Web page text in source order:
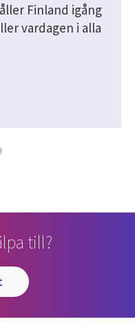
Finland igång
vardagen i alla
till?